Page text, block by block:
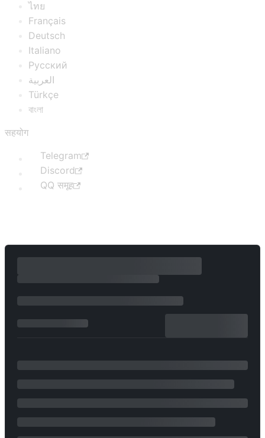
ไทย
Français
Deutsch
Italiano
Русский
العربية
Türkçe
বাংলা
सहयोग
Telegram
Discord
QQ समूह